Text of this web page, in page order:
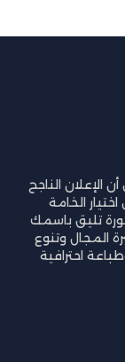
الإعلان الناجح
الخامة
تليق باسمك
المجال وتنوع
احترافية